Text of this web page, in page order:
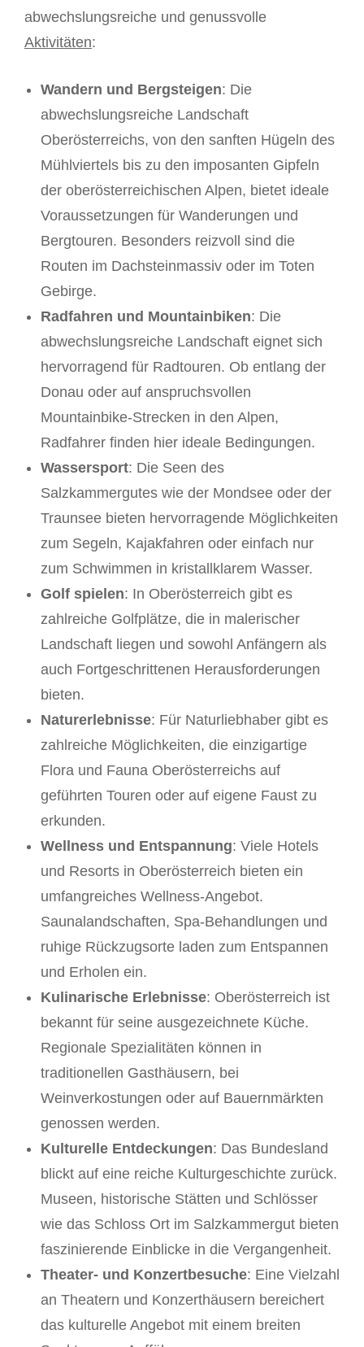
abwechslungsreiche und genussvolle
Aktivitäten:
Wandern und Bergsteigen: Die
abwechslungsreiche Landschaft
Oberösterreichs, von den sanften Hügeln des
Mühlviertels bis zu den imposanten Gipfeln
der oberösterreichischen Alpen, bietet ideale
Voraussetzungen für Wanderungen und
Bergtouren. Besonders reizvoll sind die
Routen im Dachsteinmassiv oder im Toten
Gebirge.
Radfahren und Mountainbiken: Die
abwechslungsreiche Landschaft eignet sich
hervorragend für Radtouren. Ob entlang der
Donau oder auf anspruchsvollen
Mountainbike-Strecken in den Alpen,
Radfahrer finden hier ideale Bedingungen.
Wassersport: Die Seen des
Salzkammergutes wie der Mondsee oder der
Traunsee bieten hervorragende Möglichkeiten
zum Segeln, Kajakfahren oder einfach nur
zum Schwimmen in kristallklarem Wasser.
Golf spielen: In Oberösterreich gibt es
zahlreiche Golfplätze, die in malerischer
Landschaft liegen und sowohl Anfängern als
auch Fortgeschrittenen Herausforderungen
bieten.
Naturerlebnisse: Für Naturliebhaber gibt es
zahlreiche Möglichkeiten, die einzigartige
Flora und Fauna Oberösterreichs auf
geführten Touren oder auf eigene Faust zu
erkunden.
Wellness und Entspannung: Viele Hotels
und Resorts in Oberösterreich bieten ein
umfangreiches Wellness-Angebot.
Saunalandschaften, Spa-Behandlungen und
ruhige Rückzugsorte laden zum Entspannen
und Erholen ein.
Kulinarische Erlebnisse: Oberösterreich ist
bekannt für seine ausgezeichnete Küche.
Regionale Spezialitäten können in
traditionellen Gasthäusern, bei
Weinverkostungen oder auf Bauernmärkten
genossen werden.
Kulturelle Entdeckungen: Das Bundesland
blickt auf eine reiche Kulturgeschichte zurück.
Museen, historische Stätten und Schlösser
wie das Schloss Ort im Salzkammergut bieten
faszinierende Einblicke in die Vergangenheit.
Theater- und Konzertbesuche: Eine Vielzahl
an Theatern und Konzerthäusern bereichert
das kulturelle Angebot mit einem breiten